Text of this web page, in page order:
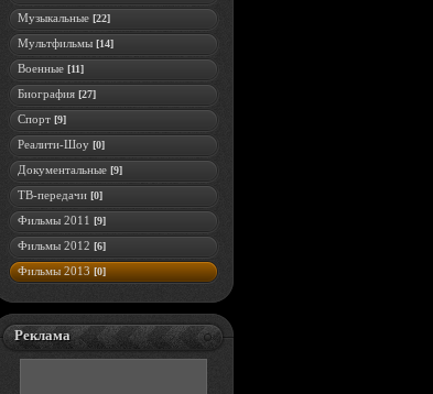
Музыкальные [22]
Мультфильмы [14]
Военные [11]
Биография [27]
Спорт [9]
Реалити-Шоу [0]
Документальные [9]
ТВ-передачи [0]
Фильмы 2011 [9]
Фильмы 2012 [6]
Фильмы 2013 [0]
Реклама